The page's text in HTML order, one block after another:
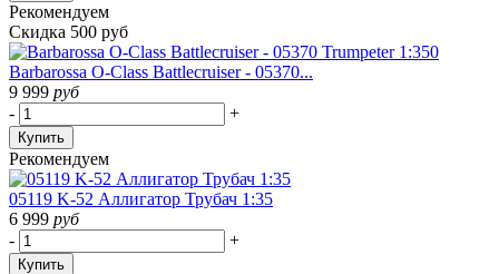
Рекомендуем
Скидка 500 руб
Barbarossa O-Class Battlecruiser - 05370...
9 999 руб
-
+
Купить
Рекомендуем
05119 K-52 Аллигатор Трубач 1:35
6 999 руб
-
+
Купить